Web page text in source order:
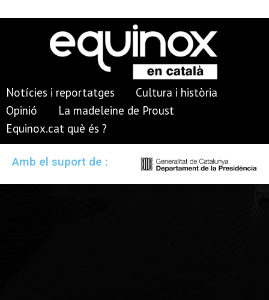
Notícies i reportatges
Cultura i història
Opinió
La madeleine de Proust
Equinox.cat què és ?
Amb el suport de :